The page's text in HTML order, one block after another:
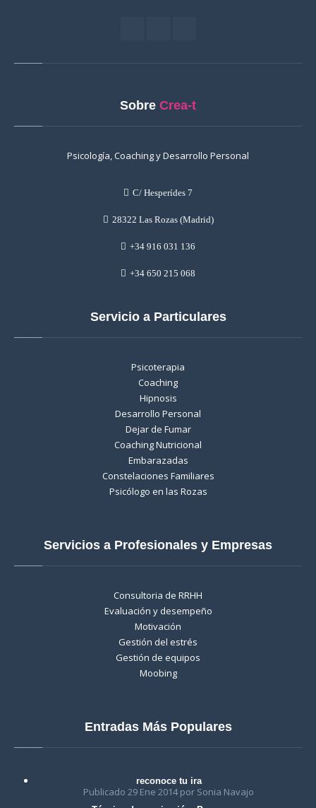
Sobre Crea-t
Psicología, Coaching y Desarrollo Personal
C/ Hesperídes 7
28322 Las Rozas (Madrid)
+34 916 031 136
+34 650 215 068
Servicio a Particulares
Psicoterapia
Coaching
Hipnosis
Desarrollo Personal
Dejar de Fumar
Coaching Nutricional
Embarazadas
Constelaciones Familiares
Psicólogo en las Rozas
Servicios a Profesionales y Empresas
Consultoria de RRHH
Evaluación y desempeño
Motivación
Gestión del estrés
Gestión de equipos
Moobing
Entradas Más Populares
reconoce tu ira
Publicado 29 Ene 2014 por Sonia Navajo